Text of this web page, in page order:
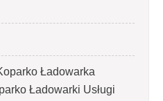
Ładowarka
Ładowarki Usługi